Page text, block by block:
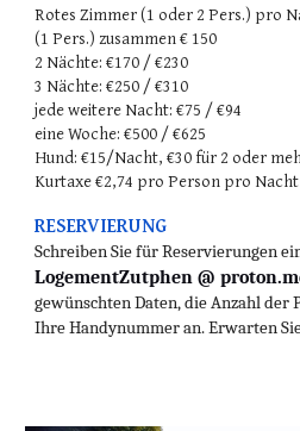
Rotes Zimmer (1 oder 2 Pers.) pro
(1 Pers.) zusammen € 150
2 Nächte: €170 / €230
3 Nächte: €250 / €310
jede weitere Nacht: €75 / €94
eine Woche: €500 / €625
Hund: €15/Nacht, €30 für 2 oder
Kurtaxe €2,74 pro Person pro Nacht
RESERVIERUNG
Schreiben Sie für Reservierungen
LogementZutphen @
gewünschten Daten, die Anzahl der
Ihre Handynummer an. Erwarten